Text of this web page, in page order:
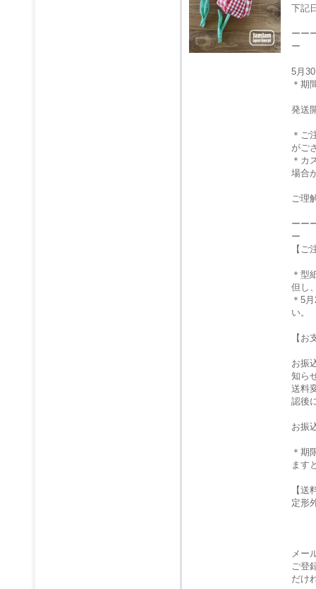
下記
ーー
ー
5月
＊期
発送
＊ご
がご
＊カ
場合
ご理
ーー
ー
【
＊型
但し
＊5
い。
【
お振
知ら
送料
認後
お振
＊期
ます
【送
定形
メー
ご登
だけ